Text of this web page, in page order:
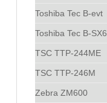
Toshiba Tec B-evt
Toshiba Tec B-SX6
TSC TTP-244ME
TSC TTP-246M
Zebra ZM600